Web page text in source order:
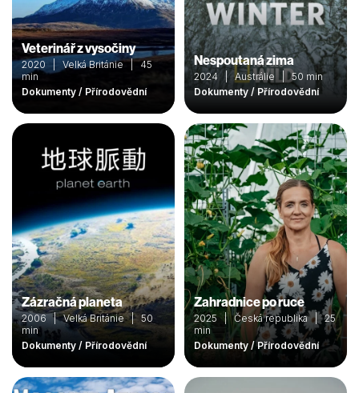
Veterinář z vysočiny
2020 | Velká Británie | 45
min
Dokumenty / Přírodovědní
Nespoutaná zima
2024 | Austrálie | 50 min
Dokumenty / Přírodovědní
Zázračná planeta
2006 | Velká Británie | 50
min
Dokumenty / Přírodovědní
Zahradnice po ruce
2025 | Česká republika | 25
min
Dokumenty / Přírodovědní